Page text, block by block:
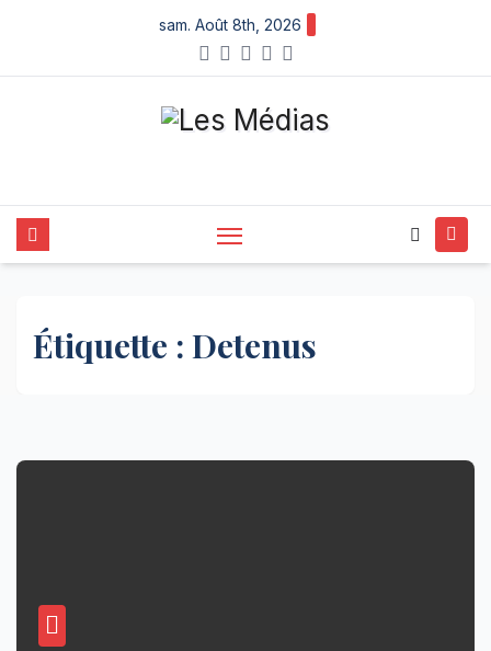
content
sam. Août 8th, 2026
Étiquette : Detenus